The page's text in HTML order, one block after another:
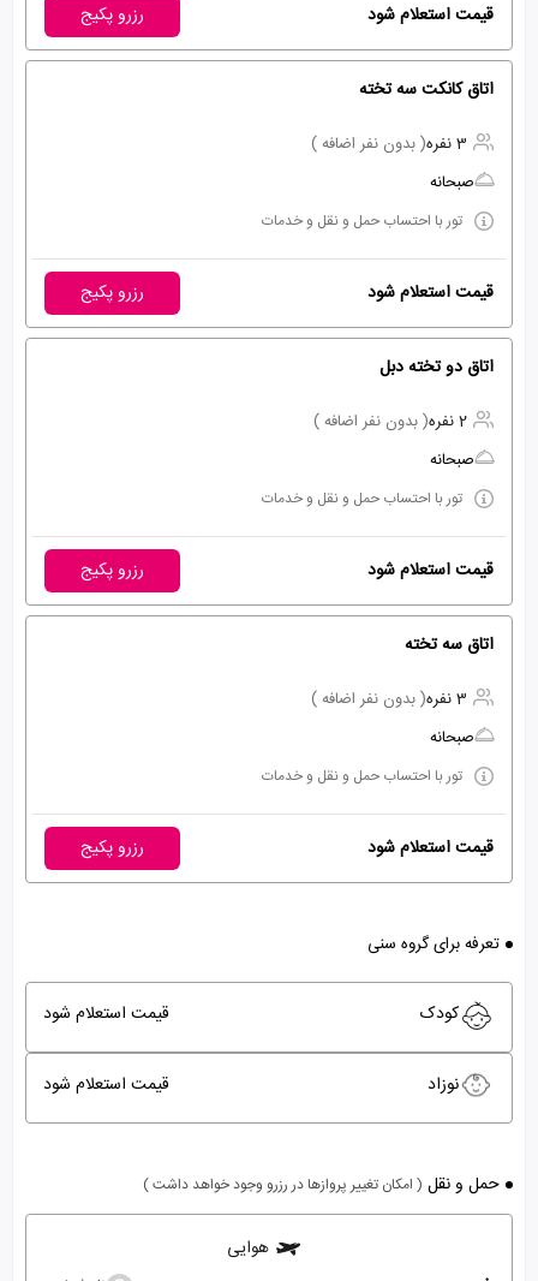
قیمت استعلام شود رزرو پکیج
اتاق کانکت سه تخته
3 نفره
( بدون نفر اضافه )
صبحانه
تور با احتساب حمل و نقل و خدمات
قیمت استعلام شود رزرو پکیج
اتاق دو تخته دبل
2 نفره
( بدون نفر اضافه )
صبحانه
تور با احتساب حمل و نقل و خدمات
قیمت استعلام شود رزرو پکیج
اتاق سه تخته
3 نفره
( بدون نفر اضافه )
صبحانه
تور با احتساب حمل و نقل و خدمات
قیمت استعلام شود رزرو پکیج
تعرفه برای گروه سنی
کودک قیمت استعلام شود
نوزاد قیمت استعلام شود
حمل و نقل ( امکان تغییر پروازها در رزرو وجود خواهد داشت )
هوایی